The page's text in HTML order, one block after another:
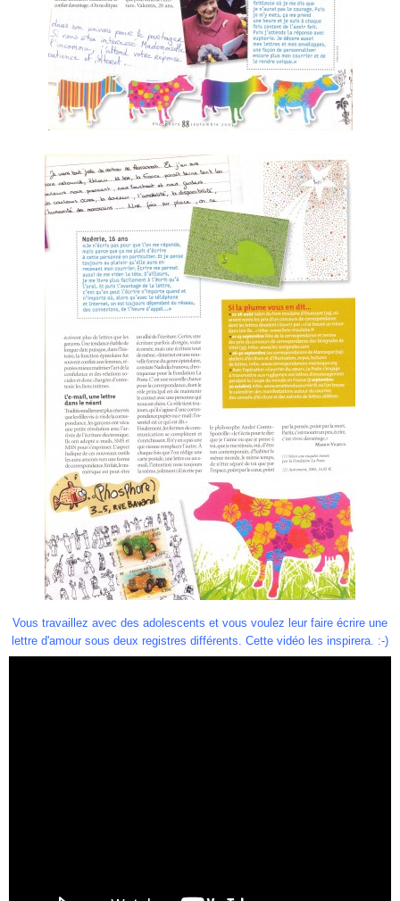
Vous travaillez avec des adolescents et vous voulez leur faire écrire une
lettre d'amour sous deux registres différents. Cette vidéo les inspirera. :-)